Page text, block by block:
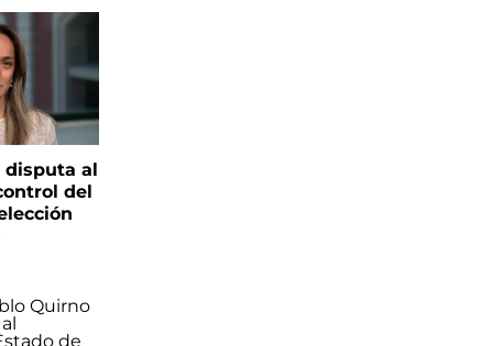
disputa al
del